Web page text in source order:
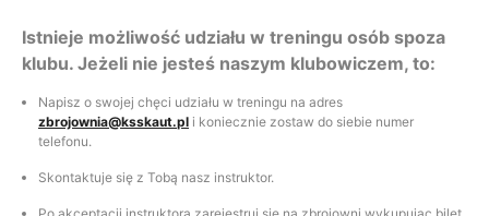
Istnieje możliwość udziału w treningu osób spoza
klubu. Jeżeli nie jesteś naszym klubowiczem, to:
Napisz o swojej chęci udziału w treningu na adres
zbrojownia@ksskaut.pl i koniecznie zostaw do siebie numer
telefonu.
Skontaktuje się z Tobą nasz instruktor.